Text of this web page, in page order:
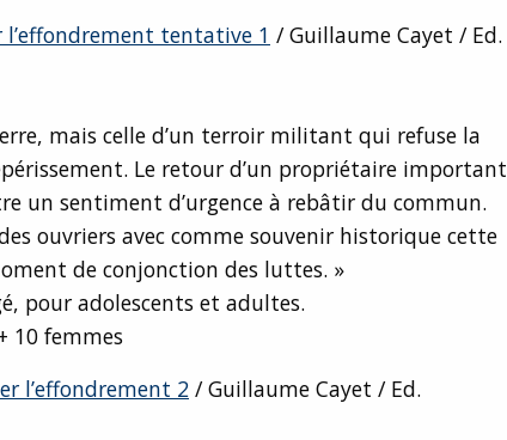
l’effondrement tentative 1 / Guillaume Cayet / Ed.
mais celle d’un terroir militant qui refuse la
Le retour d’un propriétaire important
un sentiment d’urgence à rebâtir du commun.
ouvriers avec comme souvenir historique cette
de conjonction des luttes. »
pour adolescents et adultes.
10 femmes
l’effondrement 2 / Guillaume Cayet / Ed.